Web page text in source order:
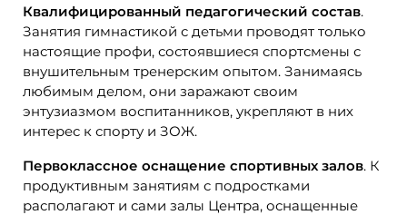
Квалифицированный педагогический состав.
Занятия гимнастикой с детьми проводят только
настоящие профи, состоявшиеся спортсмены с
внушительным тренерским опытом. Занимаясь
любимым делом, они заражают своим
энтузиазмом воспитанников, укрепляют в них
интерес к спорту и ЗОЖ.
Первоклассное оснащение спортивных залов. К
продуктивным занятиям с подростками
располагают и сами залы Центра, оснащенные